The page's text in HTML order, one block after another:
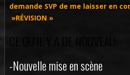
demande SVP de me laisser en
»RÉVISION »
CE QU’IL Y A DE NOUVEAU:
-Nouvelle mise en scène